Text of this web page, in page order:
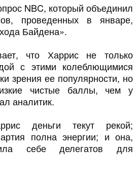
NBC, который объединил
проведенных в январе,
Байдена».
что Харрис не только
с этими колеблющимися
зрения ее популярности, но
чистые баллы, чем у
аналитик.
деньги текут рекой;
полна энергии; и она,
себе делегатов для